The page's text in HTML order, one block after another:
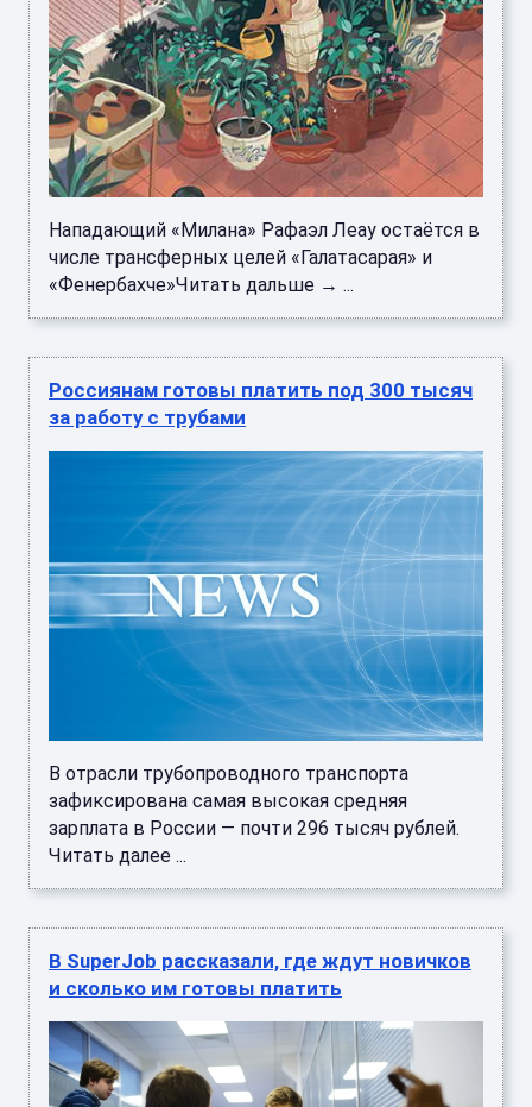
Нападающий «Милана» Рафаэл Леау остаётся в
числе трансферных целей «Галатасарая» и
«Фенербахче»Читать дальше → ...
Россиянам готовы платить под 300 тысяч
за работу с трубами
В отрасли трубопроводного транспорта
зафиксирована самая высокая средняя
зарплата в России — почти 296 тысяч рублей.
Читать далее ...
В SuperJob рассказали, где ждут новичков
и сколько им готовы платить